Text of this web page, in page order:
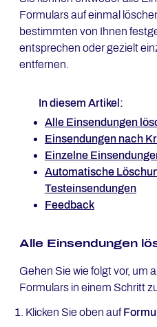
Formulars auf einmal
bestimmten von Ihnen
entsprechen oder gezielt
entfernen.
In diesem Artikel:
Alle Einsendungen
Einsendungen nach
Einzelne
Automatische
Testeinsendungen
Feedback
Alle Einsendungen
Gehen Sie wie folgt vor, um
Formulars in einem Schritt
Klicken Sie oben auf